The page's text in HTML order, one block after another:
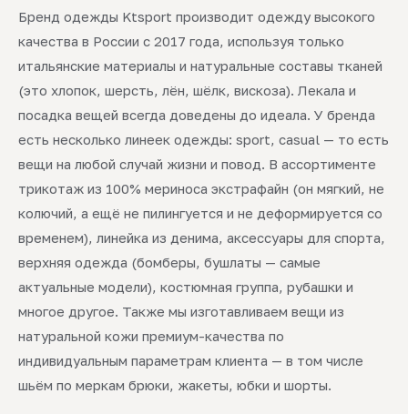
Бренд одежды Ktsport производит одежду высокого
качества в России с 2017 года, используя только
итальянские материалы и натуральные составы тканей
(это хлопок, шерсть, лён, шёлк, вискоза). Лекала и
посадка вещей всегда доведены до идеала. У бренда
есть несколько линеек одежды: sport, casual — то есть
вещи на любой случай жизни и повод. В ассортименте
трикотаж из 100% мериноса экстрафайн (он мягкий, не
колючий, а ещё не пилингуется и не деформируется со
временем), линейка из денима, аксессуары для спорта,
верхняя одежда (бомберы, бушлаты — самые
актуальные модели), костюмная группа, рубашки и
многое другое. Также мы изготавливаем вещи из
натуральной кожи премиум-качества по
индивидуальным параметрам клиента — в том числе
шьём по меркам брюки, жакеты, юбки и шорты.